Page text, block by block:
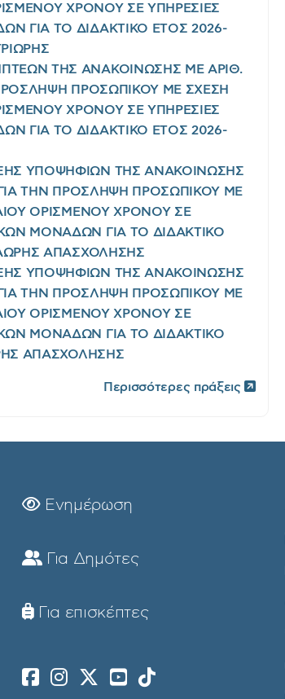
ΧΡΟΝΟΥ ΣΕ ΥΠΗΡΕΣΙΕΣ
ΓΙΑ ΤΟ ΔΙΔΑΚΤΙΚΟ ΕΤΟΣ 2026-
ΤΗΣ ΑΝΑΚΟΙΝΩΣΗΣ ΜΕ ΑΡΙΘ.
ΠΡΟΣΛΗΨΗ ΠΡΟΣΩΠΙΚΟΥ ΜΕ ΣΧΕΣΗ
ΧΡΟΝΟΥ ΣΕ ΥΠΗΡΕΣΙΕΣ
ΓΙΑ ΤΟ ΔΙΔΑΚΤΙΚΟ ΕΤΟΣ 2026-
ΥΠΟΨΗΦΙΩΝ ΤΗΣ ΑΝΑΚΟΙΝΩΣΗΣ
ΓΙΑ ΤΗΝ ΠΡΟΣΛΗΨΗ ΠΡΟΣΩΠΙΚΟΥ ΜΕ
ΟΡΙΣΜΕΝΟΥ ΧΡΟΝΟΥ ΣΕ
ΜΟΝΑΔΩΝ ΓΙΑ ΤΟ ΔΙΔΑΚΤΙΚΟ
ΑΠΑΣΧΟΛΗΣΗΣ
ΥΠΟΨΗΦΙΩΝ ΤΗΣ ΑΝΑΚΟΙΝΩΣΗΣ
ΓΙΑ ΤΗΝ ΠΡΟΣΛΗΨΗ ΠΡΟΣΩΠΙΚΟΥ ΜΕ
ΟΡΙΣΜΕΝΟΥ ΧΡΟΝΟΥ ΣΕ
ΜΟΝΑΔΩΝ ΓΙΑ ΤΟ ΔΙΔΑΚΤΙΚΟ
ΑΠΑΣΧΟΛΗΣΗΣ
Περισσότερες πράξεις
Ενημέρωση
Για Δημότες
Για επισκέπτες